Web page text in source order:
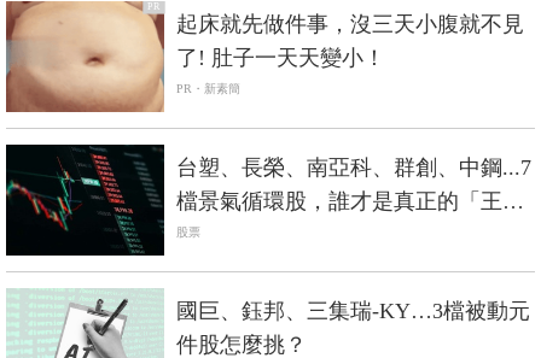
PR
起床就先做件事，沒三天小腹就不見
了! 肚子一天天變小！
PR・新素簡
台塑、長榮、南亞科、群創、中鋼...7
檔景氣循環股，誰才是真正的「王
者」？
股票
國巨、鈺邦、三集瑞-KY…3檔被動元
件股怎麼挑？